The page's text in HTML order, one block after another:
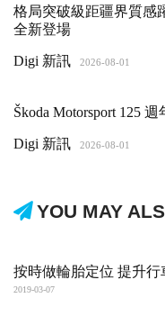
格局突破級距疆界質感
全新登場
Digi 新訊 2026-08-01
Škoda Motorsport 125
Digi 新訊 2026-08-01
YOU MAY
按時做輪胎定位 提升行
2019-03-07